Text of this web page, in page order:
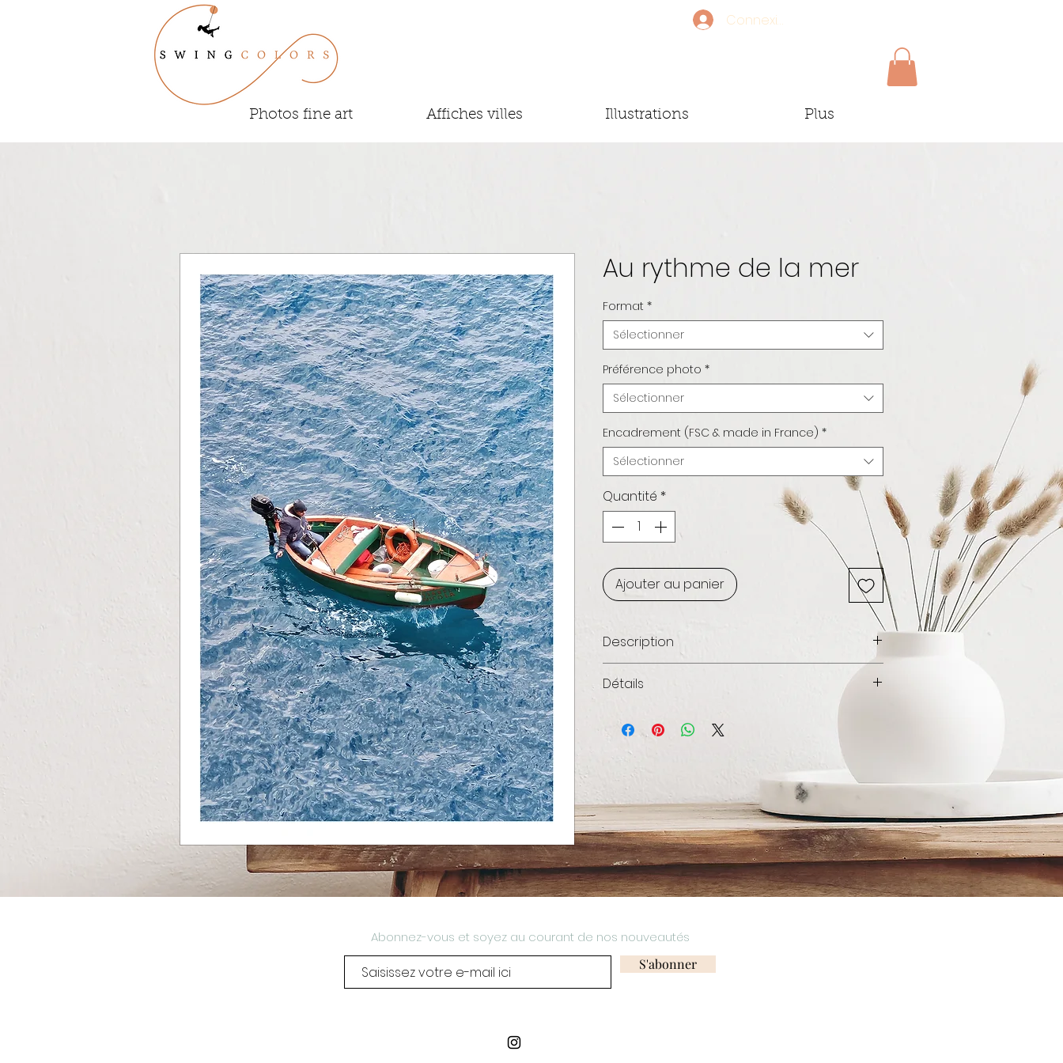
Connexion
Photos fine art Affiches villes Illustrations Plus
Au rythme de la mer
Format *
Sélectionner
Préférence photo *
Sélectionner
Encadrement (FSC & made in France) *
Sélectionner
Quantité *
Ajouter au panier
Description
Polignano a mare Italia / ©Maxime Goupil
Détails
Edition limitée
Oeuvre signée, avec certificat d'authenticité
Tirage haute qualité
Impression à la commande, qualité galerie,
sur papier fine art
Engagement
Papier certifié FSC
et encres pigmentaires sans solvant
Abonnez-vous et soyez au courant de nos nouveautés
S'abonner